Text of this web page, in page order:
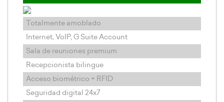
Totalmente amoblado
Internet, VoIP, G Suite Account
Sala de reuniones premium
Recepcionista bilingue
Acceso biométrico + RFID
Seguridad digital 24x7